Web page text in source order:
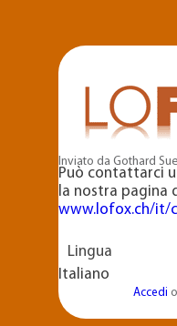
Inviato da Gothard
Può contattarci
la nostra pagina
www.lofox.ch/it/
Lingua
Italiano
Accedi